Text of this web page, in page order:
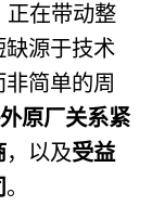
正在带动整
缺源于技术
简单的周
原厂关系紧
，以及受益
。